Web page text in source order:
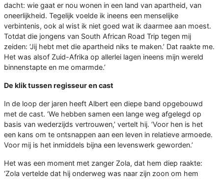
dacht: wie gaat er nou wonen in een land van apartheid, van
oneerlijkheid. Tegelijk voelde ik ineens een menselijke
verbintenis, ook al wist ik niet goed wat ik daarmee aan moest.
Totdat die jongens van South African Road Trip tegen mij
zeiden: ‘Jij hebt met die apartheid niks te maken.’ Dat raakte me.
Het was alsof Zuid-Afrika op allerlei lagen ineens mijn wereld
binnenstapte en me omarmde.’
De klik tussen regisseur en cast
In de loop der jaren heeft Albert een diepe band opgebouwd
met de cast. ‘We hebben samen een lange weg afgelegd op
basis van wederzijds vertrouwen,’ vertelt hij. ‘Voor hen is het
een kans om te ontsnappen aan een leven in relatieve armoede.
Voor mij is het inmiddels bijna een levenswerk geworden.’
Het was een moment met zanger Zola, dat hem diep raakte:
‘Zola vertelde dat hij onderweg was naar zijn zoon om hem